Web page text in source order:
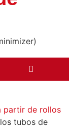
partir de rollos
tubos de